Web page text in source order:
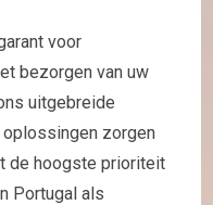
voor
bezorgen van uw
uitgebreide
zorgen
de hoogste prioriteit
Portugal als